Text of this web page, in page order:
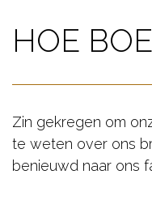
HOE
Zin gekregen om
te weten over ons
benieuwd naar ons